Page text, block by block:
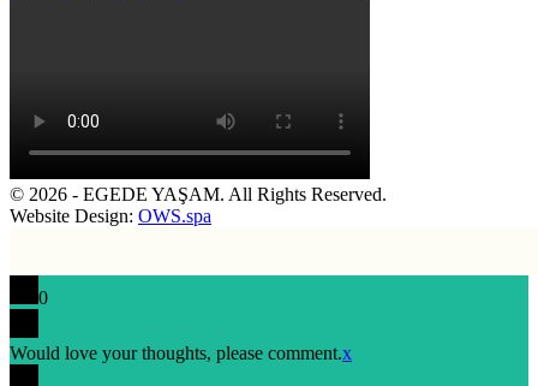
© 2026 - EGEDE YAŞAM. All Rights Reserved.
Website Design: OWS.spa
0
Would love your thoughts, please comment.x